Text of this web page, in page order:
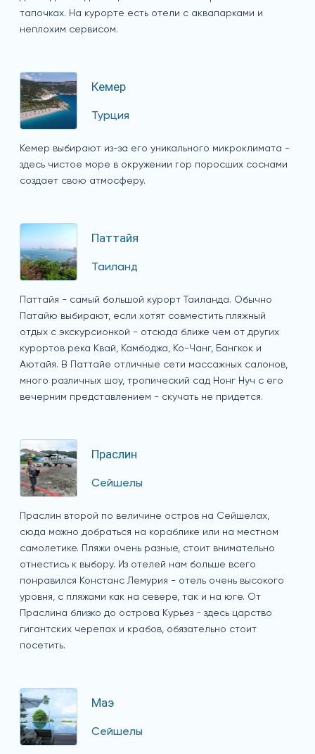
тапочках. На курорте есть отели с аквапарками и
неплохим сервисом.
Кемер
Турция
Кемер выбирают из-за его уникального микроклимата -
здесь чистое море в окружении гор поросших соснами
создает свою атмосферу.
Паттайя
Таиланд
Паттайя - самый большой курорт Таиланда. Обычно
Патайю выбирают, если хотят совместить пляжный
отдых с экскурсионкой - отсюда ближе чем от других
курортов река Квай, Камбоджа, Ко-Чанг, Бангкок и
Аютайя. В Паттайе отличные сети массажных салонов,
много различных шоу, тропический сад Нонг Нуч с его
вечерним представлением - скучать не придется.
Праслин
Сейшелы
Праслин второй по величине остров на Сейшелах,
сюда можно добраться на кораблике или на местном
самолетике. Пляжи очень разные, стоит внимательно
отнестись к выбору. Из отелей нам больше всего
понравился Констанс Лемурия - отель очень высокого
уровня, с пляжами как на севере, так и на юге. От
Праслина близко до острова Курьез - здесь царство
гигантских черепах и крабов, обязательно стоит
посетить.
Маэ
Сейшелы